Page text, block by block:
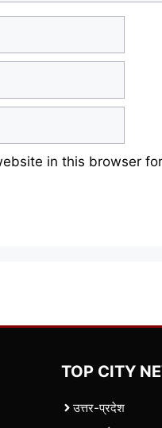
in this browser
TOP CITY
उत्तर-प्रदेश